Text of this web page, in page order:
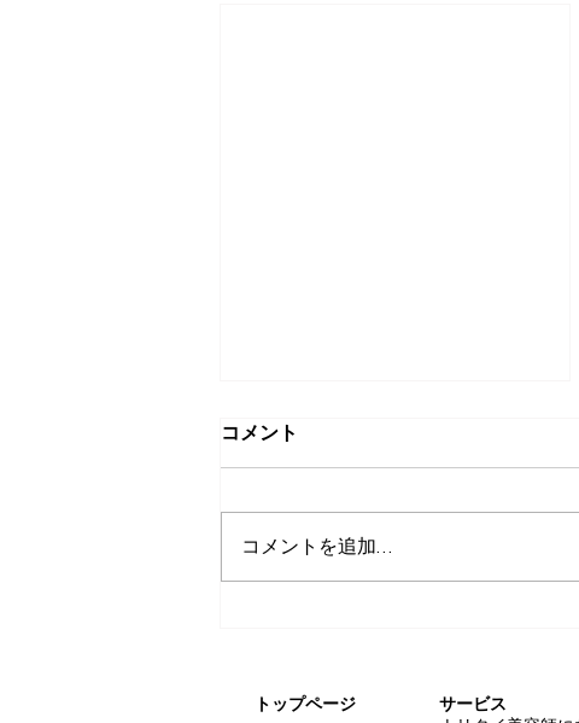
コメント
コメントを追加…
トップページ
サービス